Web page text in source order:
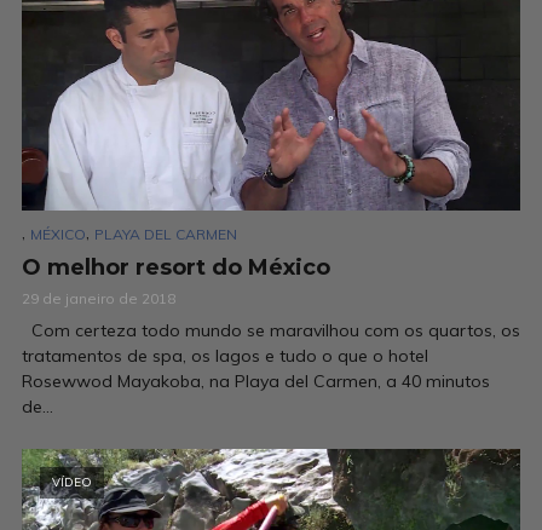
, MÉXICO, PLAYA DEL CARMEN
O melhor resort do México
29 de janeiro de 2018
Com certeza todo mundo se maravilhou com os quartos, os
tratamentos de spa, os lagos e tudo o que o hotel
Rosewwod Mayakoba, na Playa del Carmen, a 40 minutos
de...
VÍDEO